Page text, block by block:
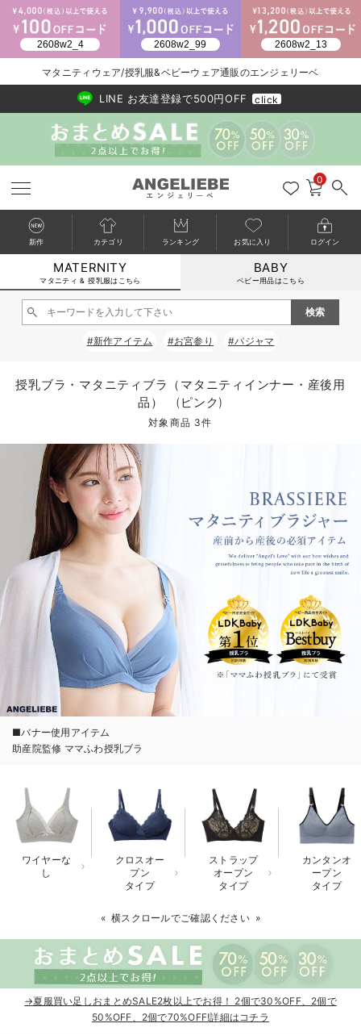
マタニティウェア全て
マタニティ ワンピース
マタニティ アウター（コート）・ママコート
マタニティ 下着・インナー全て
授乳ブラ・マタニティブラ（マタニティインナー・産後用品）
妊婦帯・腹帯・産前ガードル
産褥ショーツ
骨盤・マタニティベルト （妊娠中・産後）
産後 ガードル インナー
マタニティ 腹巻き
授乳服全て
マタニティ フォーマル全て
マタニティ スーツ
マタニティ ドレス（結婚式・お呼ばれ）
授乳用品全て
妊婦用 抱き枕・授乳クッション
マタニティレッグウェア全て
マタニティストッキング・タイツ
マタニティ ボディケア全て
アウトレット全て
【アウトレット】ワンピース
【アウトレット】インナー
【アウトレット】ベビー
特集全て
冷房対策
接触冷感素材
Tシャツブラ
ブラトップ
親子セット
快適機能ウェア特集 トップス
快適機能ウェア特集 ボトムス
快適機能ウェア特集 パジャマ
erbaviva（エルバビーバ）
ハレの日に着るANGELIEBEのセレモニー
買って正解！高評価レビューアイテム
冬に可愛いニットがお得！
Gift Selection 出産祝い
ロンパースはいつからいつまで使う？選ぶポイントも解説！
再入荷全て
再入荷｜インナー
戻る
送料無料アイテム全て
ワンピース
インナー
雑貨
ベビー
戻る
ブラキャミ おまとめ
MAX55%OFF ブラック
戻る
【37周年祭セール】
【37周年祭セール】
戻る
気温差別オススメア
【15℃】3月下旬～
戻る
動きやすく着回しで
戻る
強撚スムース(コスパ
戻る
マタニティウェア
【おまとめ割】パジ
戻る
こだわりの履き心地
カジュアル
戻る
ジャケット派
王道シンプル派
セットアップ派
戻る
出産準備応援割全て
マタニティパジャマ
戻る
【オフィスカジュア
戻る
レギンスタイプ
戻る
【フォーマル】ワン
戻る
【ベビー】長袖
戻る
ハンカチ
戻る
快適ウェア10%OFF
戻る
春のマタニティワン
セットアップ・ レイ
カジュアル
フォーマル / オケー
あったかアイテム｜
戻る
Gift Selection 出産
〜3,000円（税込）
男の子におススメの
定番ギフト
もらって嬉しいギフト
かわいくておもしろ
何枚あっても嬉しい
長く使えるアイテム
戻る
冬の冷え対策インナ
薄くてあったか
カップ付きインナー
あったか度◎
裏起毛素材
戻る
入院準備の持ち物チ
入院してすぐ使うグ
戻る
冬のあったか特集全て
【冬のあったか特集
マタニティウェア/授乳服&ベビーウェア通販のエンジェリーベ
2026/NewArrival
送料495円(一部地域を除く) 7,700円以上で送料無料
LINE お友達登録で500円OFF click
0
新作 カテゴリ ランキング お気に入り ログイン
MATERNITY
マタニティ & 授乳服はこちら
BABY
ベビー用品はこちら
#新作アイテム #お宮参り #パジャマ
授乳ブラ・マタニティブラ（マタニティインナー・産後用
品） (ピンク)
対象商品 3件
■バナー使用アイテム
助産院監修 ママふわ授乳ブラ
ワイヤーな
し
クロスオー
プン
タイプ
ストラップ
オープン
タイプ
カンタンオ
ープン
タイプ
横スクロールでご確認ください
→夏服買い足しおまとめSALE2枚以上でお得！ 2個で30%OFF、2個で
50%OFF、2個で70%OFF!詳細はコチラ
カートに入れる
閉じる